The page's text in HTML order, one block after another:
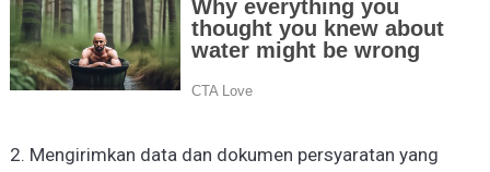
2. Mengirimkan data dan dokumen persyaratan yang